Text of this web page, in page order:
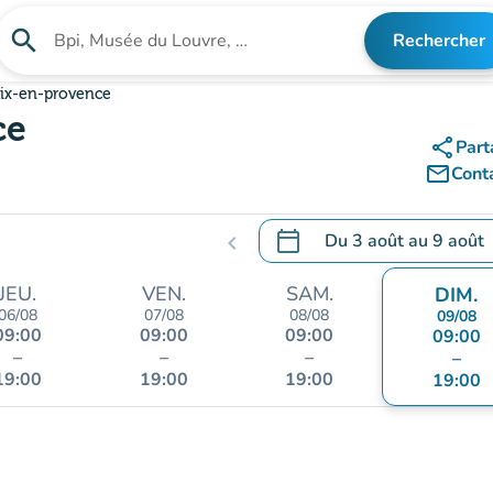
search Rechercher un établissement Rechercher
en-provence
share
mail_outline
chevron_left calendar_today Du 3 aoûtau 9 août
.Ouvrir le calendrier pour
JEU.
08
–
VEN.
07/08
09:00
–
19:00
SAM.
08/08
09:00
–
19:00
DIM.
09/08
09:00
–
19:00